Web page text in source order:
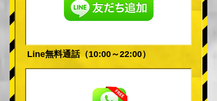
Line無料通話（10:00～22:00）